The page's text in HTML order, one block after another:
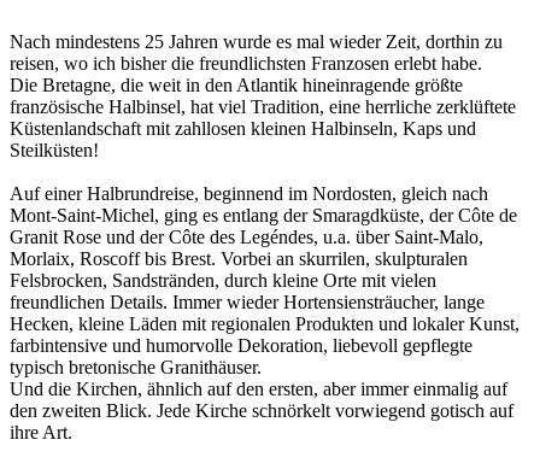
Nach mindestens 25 Jahren wurde es mal wieder Zeit, dorthin zu
reisen, wo ich bisher die freundlichsten Franzosen erlebt habe.
Die Bretagne, die weit in den Atlantik hineinragende größte
französische Halbinsel, hat viel Tradition, eine herrliche zerklüftete
Küstenlandschaft mit zahllosen kleinen Halbinseln, Kaps und
Steilküsten!
Auf einer Halbrundreise, beginnend im Nordosten, gleich nach
Mont-Saint-Michel, ging es entlang der Smaragdküste, der Côte de
Granit Rose und der Côte des Legéndes, u.a. über Saint-Malo,
Morlaix, Roscoff bis Brest. Vorbei an skurrilen, skulpturalen
Felsbrocken, Sandstränden, durch kleine Orte mit vielen
freundlichen Details. Immer wieder Hortensiensträucher, lange
Hecken, kleine Läden mit regionalen Produkten und lokaler Kunst,
farbintensive und humorvolle Dekoration, liebevoll gepflegte
typisch bretonische Granithäuser.
Und die Kirchen, ähnlich auf den ersten, aber immer einmalig auf
den zweiten Blick. Jede Kirche schnörkelt vorwiegend gotisch auf
ihre Art.